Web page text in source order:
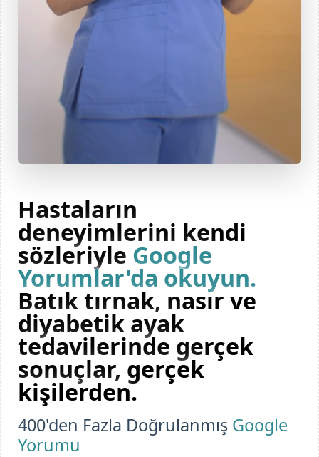
Hastaların
deneyimlerini kendi
sözleriyle Google
Yorumlar'da okuyun.
Batık tırnak, nasır ve
diyabetik ayak
tedavilerinde gerçek
sonuçlar, gerçek
kişilerden.
400'den Fazla Doğrulanmış Google
Yorumu